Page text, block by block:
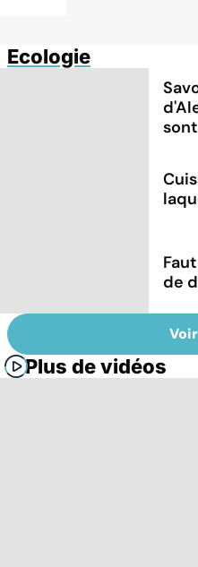
Ecologie
de
Plus de vidéos